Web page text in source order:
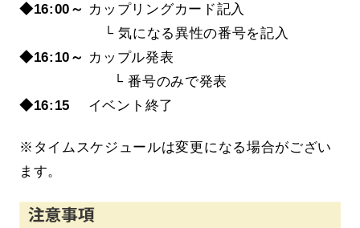
◆16:00～ カップリングカード記入
└ 気になる異性の番号を記入
◆16:10～ カップル発表
└ 番号のみで発表
◆16:15 イベント終了
※タイムスケジュールは変更になる場合がござい
ます。